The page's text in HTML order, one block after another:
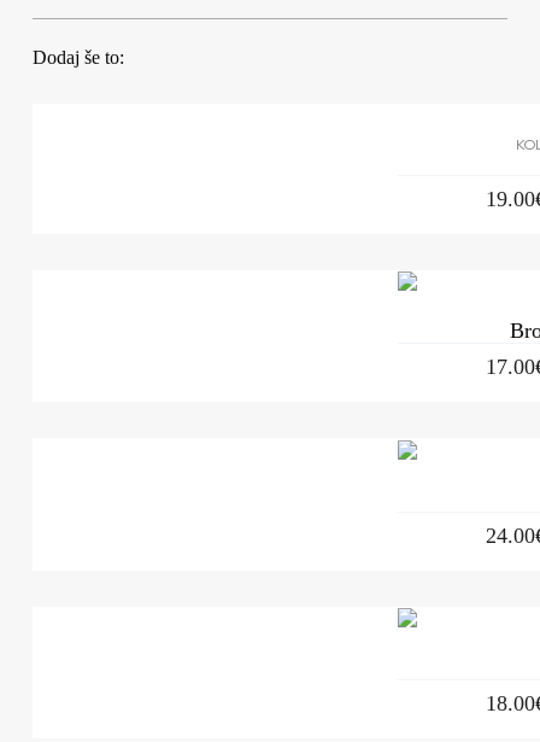
Dodaj še to:
19.00
17.00
24.00
18.00